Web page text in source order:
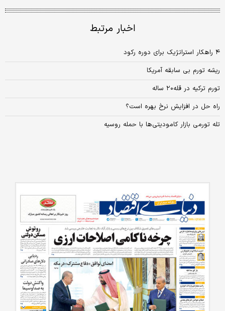
اخبار مرتبط
۴ راهکار استراتژیک برای دوره رکود
ریشه تورم بی سابقه آمریکا
تورم ترکیه در قله۲۰ ساله
راه حل در افزایش نرخ بهره است؟
تله تورمی بازار کامودیتی‏‏‌ها با حمله روسیه